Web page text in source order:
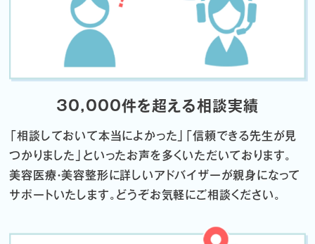
30,000件を超える相談実績
「相談しておいて本当によかった」「信頼できる先生が見
つかりました」 といったお声を多くいただいております。
美容医療・美容整形に詳しいアドバイザーが親身になって
サポートいたします。 どうぞお気軽にご相談ください。